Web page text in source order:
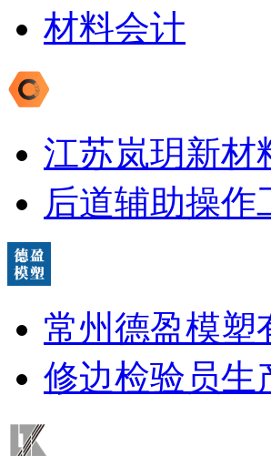
材料会计
江苏岚玥新材
后道辅助操作
常州德盈模塑
修边检验员生